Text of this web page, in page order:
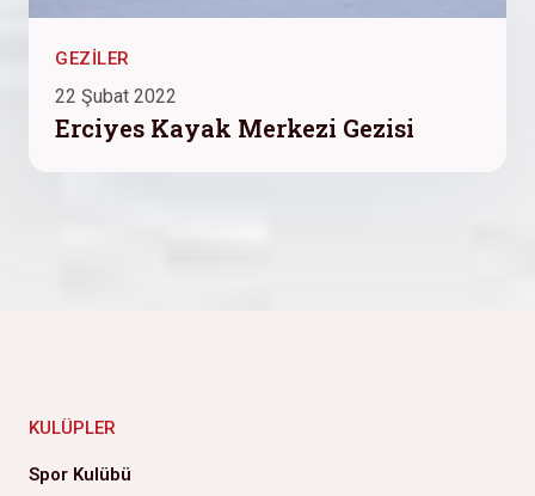
GEZILER
22 Şubat 2022
Erciyes Kayak Merkezi Gezisi
KULÜPLER
Spor Kulübü